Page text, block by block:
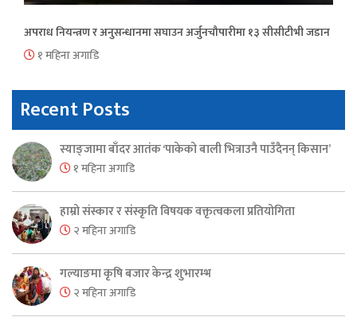
अपराध नियन्त्रण र अनुसन्धानमा सघाउन अर्जुनचौपारीमा १३ सीसीटीभी जडान
१ महिना अगाडि
Recent Posts
स्याङ्जामा बाँदर आतंक ‘पाकेको बाली भित्राउनै पाउँदैनन् किसान’
१ महिना अगाडि
हाम्रो संस्कार र संस्कृति विषयक वक्तृत्वकला प्रतियोगिता
२ महिना अगाडि
गल्याङमा कृषि बजार केन्द्र शुभारम्भ
२ महिना अगाडि